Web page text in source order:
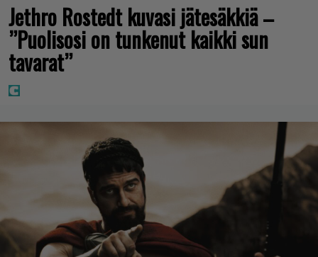
Jethro Rostedt kuvasi jätesäkkiä –
”Puolisosi on tunkenut kaikki sun
tavarat”